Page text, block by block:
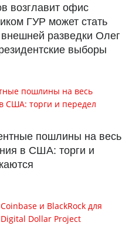
возглавит офис
ГУР может стать
разведки Олег
выборы
пошлины на весь
в США: торги и